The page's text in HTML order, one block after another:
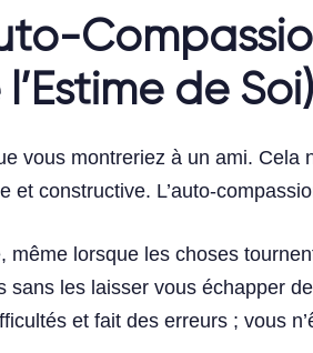
de Soi)
vous montreriez à un ami. Cela
constructive. L’auto-
même lorsque les choses
les laisser vous échapper
et fait des erreurs ; vous